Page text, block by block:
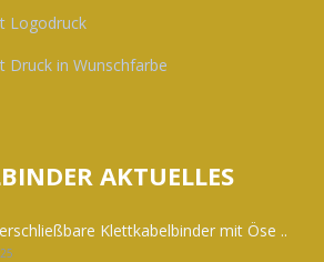
Logodruck
Druck in Wunschfarbe
AKTUELLES
Klettkabelbinder mit Öse ..